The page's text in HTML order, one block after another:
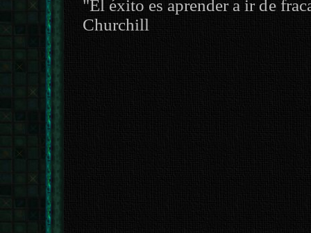
"El éxito es aprender a ir de
Churchill